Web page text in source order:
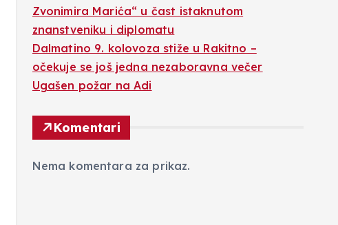
Zvonimira Marića“ u čast istaknutom
znanstveniku i diplomatu
Dalmatino 9. kolovoza stiže u Rakitno –
očekuje se još jedna nezaboravna večer
Ugašen požar na Adi
Komentari
Nema komentara za prikaz.